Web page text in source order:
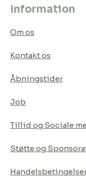
Information
Om os
Kontakt os
Åbningstider
Job
Tillid og Sociale
Støtte og